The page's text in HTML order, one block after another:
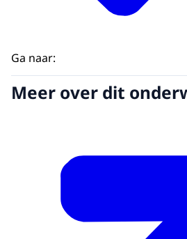
Ga naar:
Meer over dit